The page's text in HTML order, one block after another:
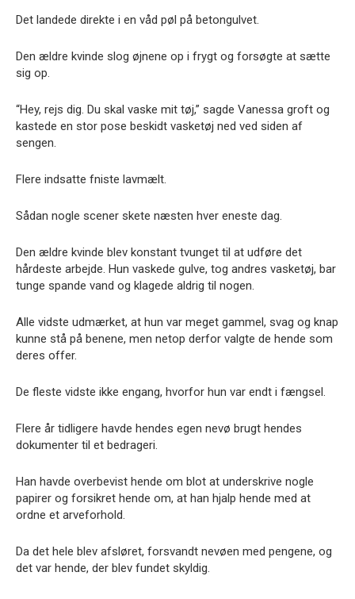
Det landede direkte i en våd pøl på betongulvet.
Den ældre kvinde slog øjnene op i frygt og forsøgte at sætte
sig op.
“Hey, rejs dig. Du skal vaske mit tøj,” sagde Vanessa groft og
kastede en stor pose beskidt vasketøj ned ved siden af
sengen.
Flere indsatte fniste lavmælt.
Sådan nogle scener skete næsten hver eneste dag.
Den ældre kvinde blev konstant tvunget til at udføre det
hårdeste arbejde. Hun vaskede gulve, tog andres vasketøj, bar
tunge spande vand og klagede aldrig til nogen.
Alle vidste udmærket, at hun var meget gammel, svag og knap
kunne stå på benene, men netop derfor valgte de hende som
deres offer.
De fleste vidste ikke engang, hvorfor hun var endt i fængsel.
Flere år tidligere havde hendes egen nevø brugt hendes
dokumenter til et bedrageri.
Han havde overbevist hende om blot at underskrive nogle
papirer og forsikret hende om, at han hjalp hende med at
ordne et arveforhold.
Da det hele blev afsløret, forsvandt nevøen med pengene, og
det var hende, der blev fundet skyldig.